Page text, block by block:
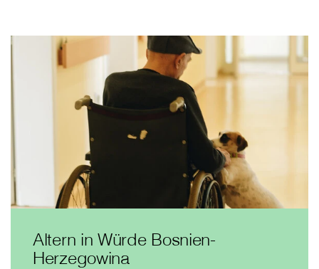
Altern in Würde Bosnien-
Herzegowina